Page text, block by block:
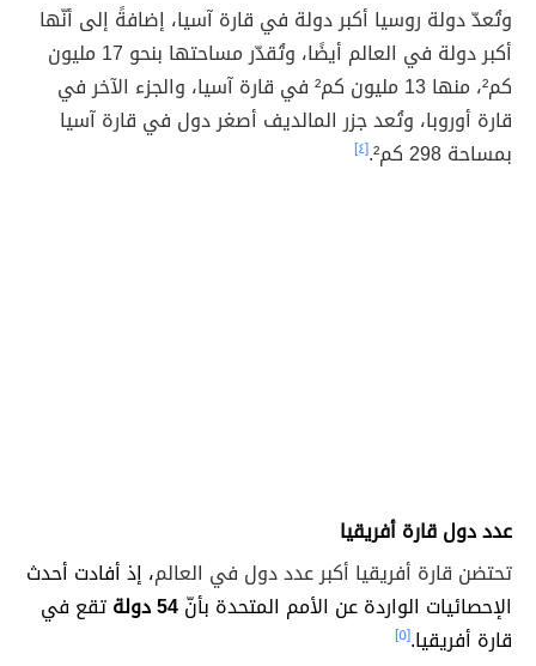
وتُعدّ دولة روسيا أكبر دولة في قارة آسيا، إضافةً إلى أنّها
أكبر دولة في العالم أيضًا، وتُقدّر مساحتها بنحو 17 مليون
كم²، منها 13 مليون كم² في قارة آسيا، والجزء الآخر في
قارة أوروبا، وتُعد جزر المالديف أصغر دول في قارة آسيا
بمساحة 298 كم².
[٤]
عدد دول قارة أفريقيا
تحتضن قارة أفريقيا أكبر عدد دول في العالم، إذ أفادت أحدث
الإحصائيات الواردة عن الأمم المتحدة بأنّ54 دولة
تقع في
قارة أفريقيا.[٥]